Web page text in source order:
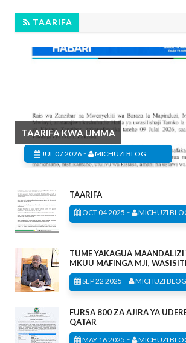
TAARIFA
TAARIFA KWA UMMA
JUL 07 2026 - MICHUZI BLOG
TAARIFA
OCT 04 2025 - MICHUZI
TUME YAKAGUA MAANDALIZI
MKUU MAFINGA MJI,
SEP 22 2025 - MICHUZI BLOG
FURSA 800 ZA AJIRA YA
QATAR
MAY 16 2025 - MICHUZI